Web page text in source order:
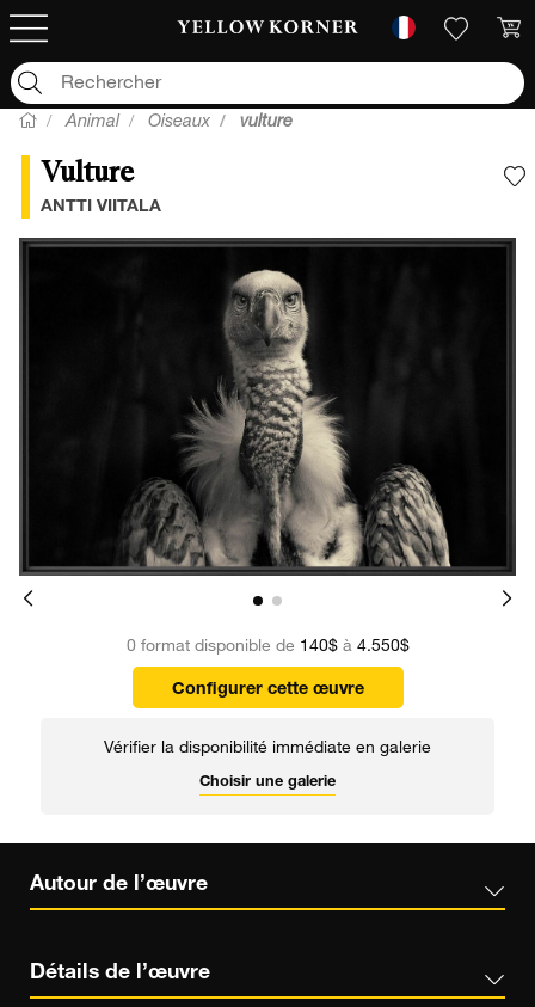
Animal Oiseaux vulture
Vulture
ANTTI VIITALA
0 format disponible de 140$à 4.550$
Configurer cette œuvre
Vérifier la disponibilité immédiate en galerie
Choisir une galerie
Autour de l’œuvre
Détails de l’œuvre